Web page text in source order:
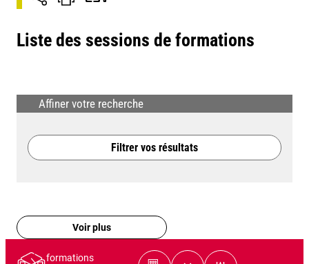
Liste des sessions de formations
Affiner votre recherche
Filtrer vos résultats
Voir plus
formations